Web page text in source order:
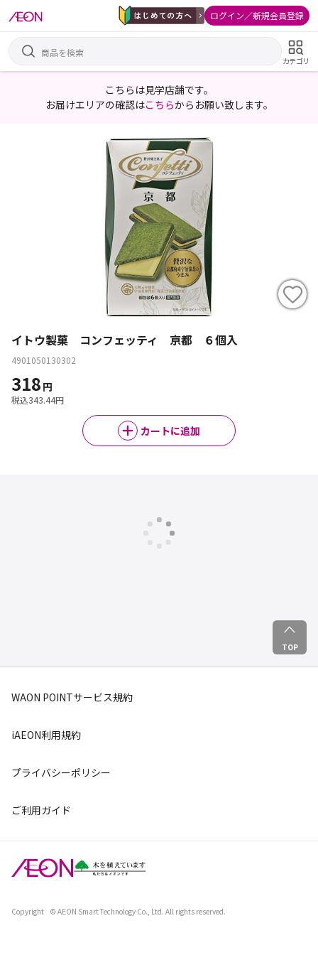
ログイン／新規会員登録
カテゴリ
こちらは見学店舗です。
お届けエリアの確認はこちらからお願い致します。
イトウ製菓 コンフェッティ 京都 ６個入
4901050130302
318 円
税込343.44円
カートに追加
TOP
WAON POINTサービス規約
iAEON利用規約
プライバシーポリシー
ご利用ガイド
Copyright © AEON Smart Technology Co., Ltd. All rights reserved.